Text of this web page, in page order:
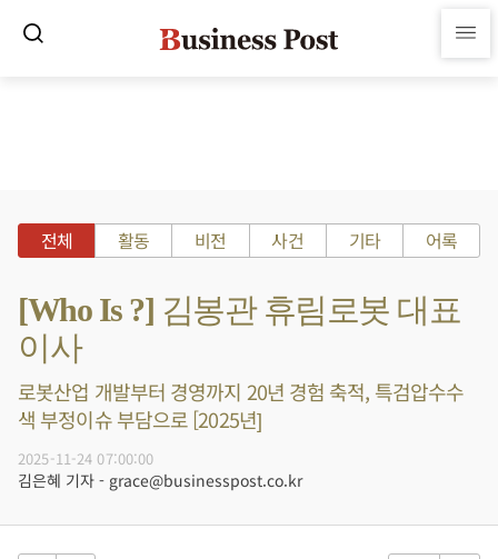
전체 활동 비전 사건 기타 어록
[Who Is ?] 김봉관 휴림로봇 대표
이사
로봇산업 개발부터 경영까지 20년 경험 축적, 특검압수수
색 부정이슈 부담으로 [2025년]
2025-11-24 07:00:00
김은혜 기자 - grace@businesspost.co.kr